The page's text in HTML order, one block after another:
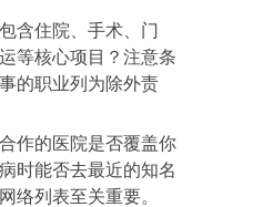
含住院、手术、门
等核心项目？注意条
的职业列为除外责
作的医院是否覆盖你
时能否去最近的知名
络列表至关重要。